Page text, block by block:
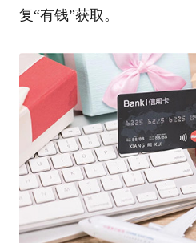
复“有钱”获取。